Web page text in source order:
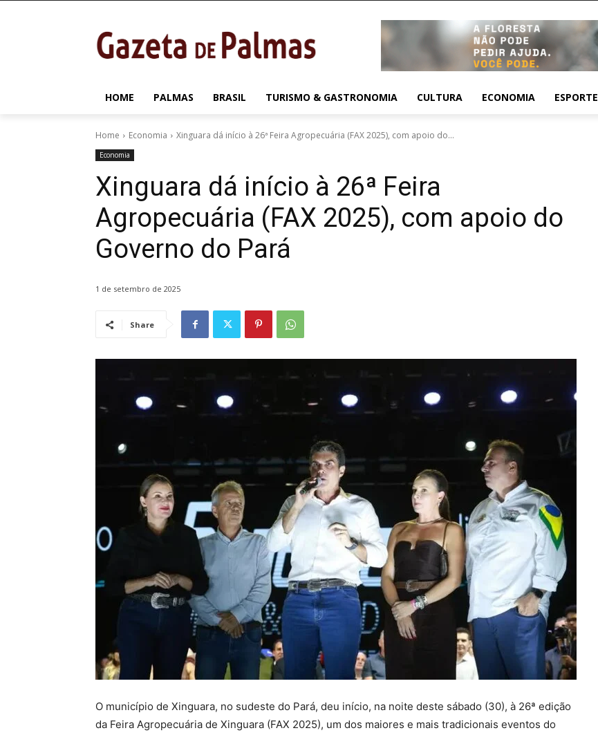
HOME PALMAS BRASIL TURISMO & GASTRONOMIA CULTURA ECONOMIA ESPORTE
Home Economia Xinguara dá início à 26ª Feira Agropecuária (FAX 2025), com apoio do...
Economia
Xinguara dá início à 26ª Feira
Agropecuária (FAX 2025), com apoio do
Governo do Pará
1 de setembro de 2025
Share
O município de Xinguara, no sudeste do Pará, deu início, na noite deste sábado (30), à 26ª edição
da Feira Agropecuária de Xinguara (FAX 2025), um dos maiores e mais tradicionais eventos do